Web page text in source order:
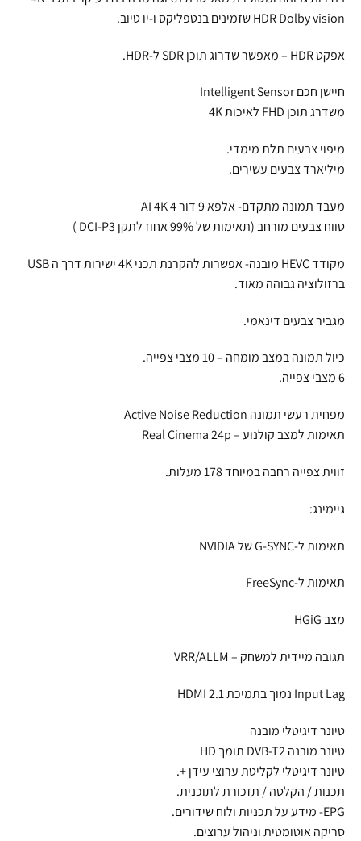
HDR Dolby vision שזמינים בנטפליקס ו-יו טיוב.
אפקט HDR – מאפשר שדרוג תוכן SDR ל-HDR.
חיישן חכם Intelligent Sensor
משדרג תוכן FHD לאיכות 4K
מיפוי צבעים תלת מימדי.
מיליארד צבעים עשירים.
מעבד תמונה מתקדם- אלפא 9 דור 4 AI 4K
טווח צבעים מורחב (תאימות של 99% אחוז לתקן DCI-P3 )
מקודד HEVC מובנה- אפשרות להקרנת תכני 4K ישירות דרך ה USB
ברזולוציה גבוהה מאוד.
מגביר צבעים דינאמי.
כיול תמונה במצב מומחה – 10 מצבי צפייה.
6 מצבי צפייה.
מפחית רעשי תמונה Active Noise Reduction
תאימות למצב קולנוע – Real Cinema 24p
זווית צפייה רחבה במיוחד 178 מעלות.
גיימינג:
תאימות ל-G-SYNC של NVIDIA
תאימות ל-FreeSync
מצב HGiG
תגובה מיידית למשחק – VRR/ALLM
Input Lag נמוך בתמיכת HDMI 2.1
טיונר דיגיטלי מובנה
טיונר מובנה DVB-T2 תומך HD
טיונר דיגיטלי לקליטת ערוצי עידן +.
תכנות / הקלטה / תזכורת לתוכנית.
EPG- מידע על תכניות ולוח שידורים.
סריקה אוטומטית וניהול ערוצים.